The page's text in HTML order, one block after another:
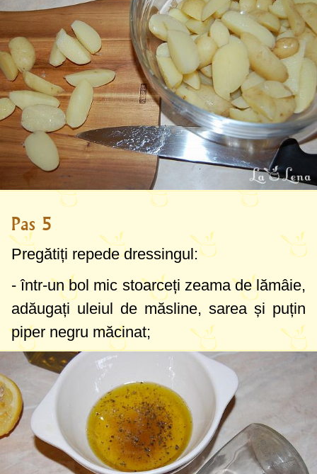
Pas 5
Pregătiți repede dressingul:
- într-un bol mic stoarceți zeama de lămâie,
adăugați uleiul de măsline, sarea și puțin
piper negru măcinat;